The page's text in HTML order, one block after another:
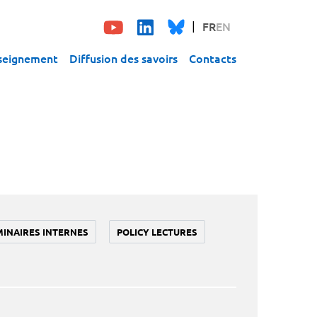
FREN
Diffusion des savoirs Contacts
INTERNES POLICY LECTURES